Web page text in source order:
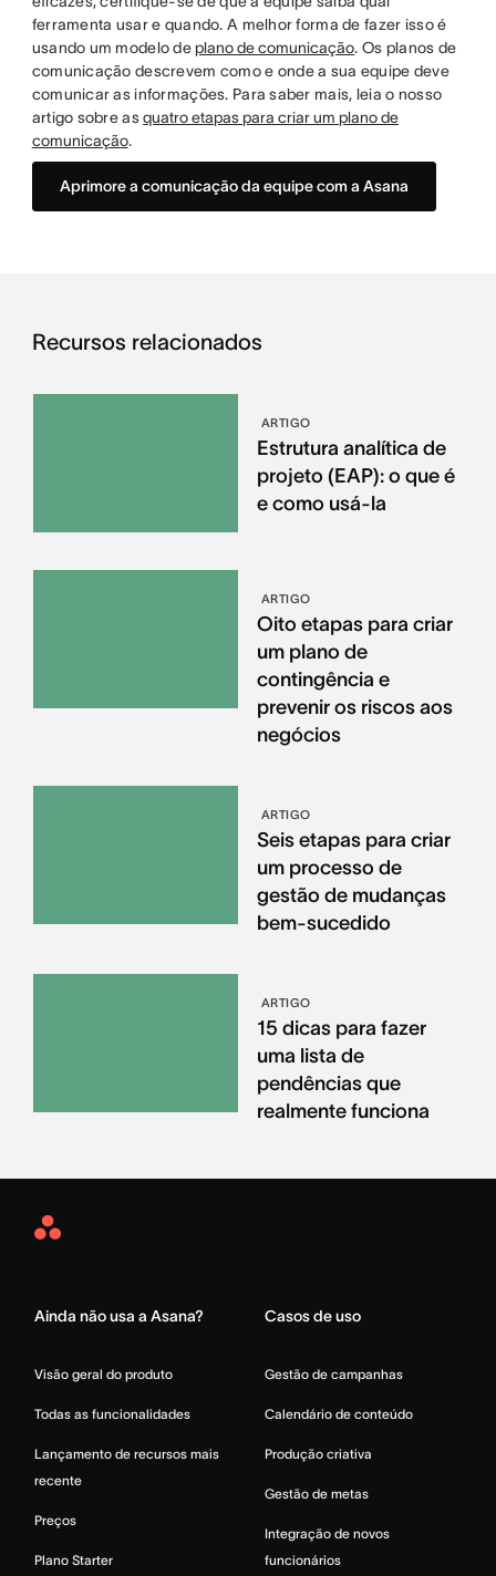
ferramenta usar e quando. A melhor forma de fazer isso é
usando um modelo de plano de comunicação. Os planos de
comunicação descrevem como e onde a sua equipe deve
comunicar as informações. Para saber mais, leia o nosso
artigo sobre asquatro etapas para criar um plano de
comunicação.
Aprimore a comunicação da equipe com a Asana
Recursos relacionados
ARTIGO
Estrutura analítica de
projeto (EAP): o que é
e como usá-la
ARTIGO
Oito etapas para criar
um plano de
contingência e
prevenir os riscos aos
negócios
ARTIGO
Seis etapas para criar
um processo de
gestão de mudanças
bem-sucedido
ARTIGO
15 dicas para fazer
uma lista de
pendências que
realmente funciona
Asana
Ainda não usa a Asana?
Visão geral do produto
Todas as funcionalidades
Lançamento de recursos mais
recente
Preços
Plano Starter
Casos de uso
Gestão de campanhas
Calendário de conteúdo
Produção criativa
Gestão de metas
Integração de novos
funcionários